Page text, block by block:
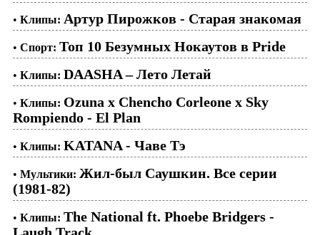
• Клипы: Артур Пирожков - Старая знакомая
• Спорт: Топ 10 Безумных Нокаутов в Pride
• Клипы: DAASHA – Лето Летай
• Клипы: Ozuna x Chencho Corleone x Sky
Rompiendo - El Plan
• Клипы: KATANA - Чаве Тэ
• Мультики: Жил-был Саушкин. Все серии
(1981-82)
• Клипы: The National ft. Phoebe Bridgers -